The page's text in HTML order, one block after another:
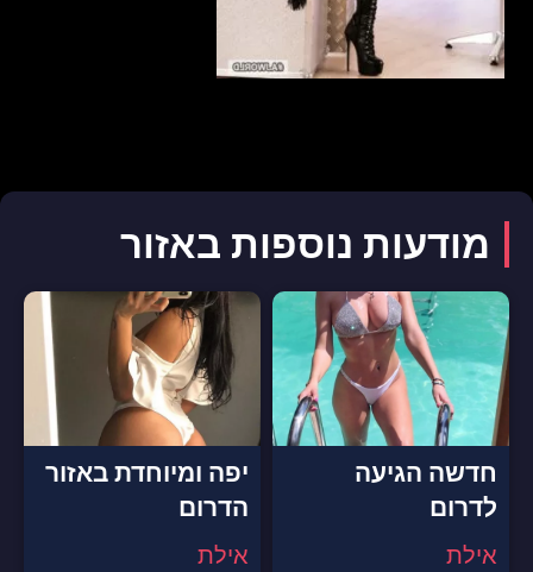
מודעות נוספות באזור
חדשה הגיעה
לדרום
אילת
יפה ומיוחדת באזור
הדרום
אילת